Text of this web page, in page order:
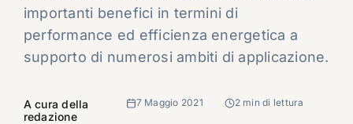
CHI SIAMO
importanti benefici in termini di
performance ed efficienza energetica a
supporto di numerosi ambiti di applicazione.
A cura della
redazione
7 Maggio 2021 2 min di lettura